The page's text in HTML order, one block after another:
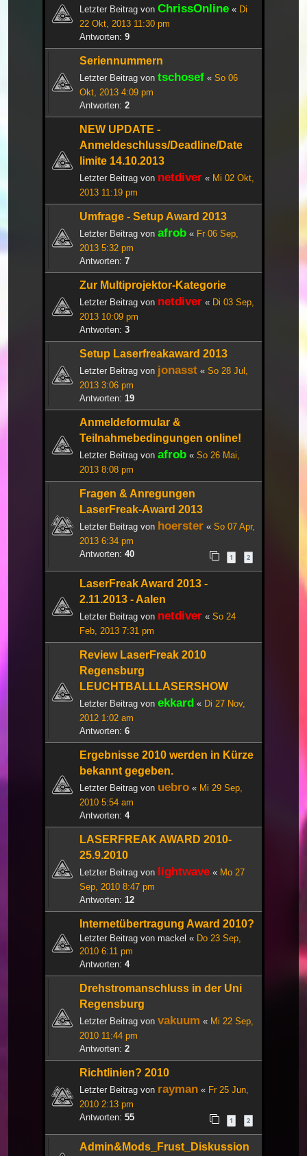
Letzter Beitrag von ChrissOnline « Di
22 Okt, 2013 11:30 pm
Antworten: 9
Seriennummern
Letzter Beitrag von tschosef « So 06
Okt, 2013 4:09 pm
Antworten: 2
NEW UPDATE -
Anmeldeschluss/Deadline/Date
limite 14.10.2013
Letzter Beitrag von netdiver « Mi 02 Okt,
2013 11:19 pm
Umfrage - Setup Award 2013
Letzter Beitrag von afrob « Fr 06 Sep,
2013 5:32 pm
Antworten: 7
Zur Multiprojektor-Kategorie
Letzter Beitrag von netdiver « Di 03 Sep,
2013 10:09 pm
Antworten: 3
Setup Laserfreakaward 2013
Letzter Beitrag von jonasst « So 28 Jul,
2013 3:06 pm
Antworten: 19
Anmeldeformular &
Teilnahmebedingungen online!
Letzter Beitrag von afrob « So 26 Mai,
2013 8:08 pm
Fragen & Anregungen
LaserFreak-Award 2013
Letzter Beitrag von hoerster « So 07 Apr,
2013 6:34 pm
Antworten: 40 1 2
LaserFreak Award 2013 -
2.11.2013 - Aalen
Letzter Beitrag von netdiver « So 24
Feb, 2013 7:31 pm
Review LaserFreak 2010
Regensburg
LEUCHTBALLLASERSHOW
Letzter Beitrag von ekkard « Di 27 Nov,
2012 1:02 am
Antworten: 6
Ergebnisse 2010 werden in Kürze
bekannt gegeben.
Letzter Beitrag von uebro « Mi 29 Sep,
2010 5:54 am
Antworten: 4
LASERFREAK AWARD 2010-
25.9.2010
Letzter Beitrag von lightwave « Mo 27
Sep, 2010 8:47 pm
Antworten: 12
Internetübertragung Award 2010?
Letzter Beitrag von mackel « Do 23 Sep,
2010 6:11 pm
Antworten: 4
Drehstromanschluss in der Uni
Regensburg
Letzter Beitrag von vakuum « Mi 22 Sep,
2010 11:44 pm
Antworten: 2
Richtlinien? 2010
Letzter Beitrag von rayman « Fr 25 Jun,
2010 2:13 pm
Antworten: 55 1 2
Admin&Mods_Frust_Diskussion